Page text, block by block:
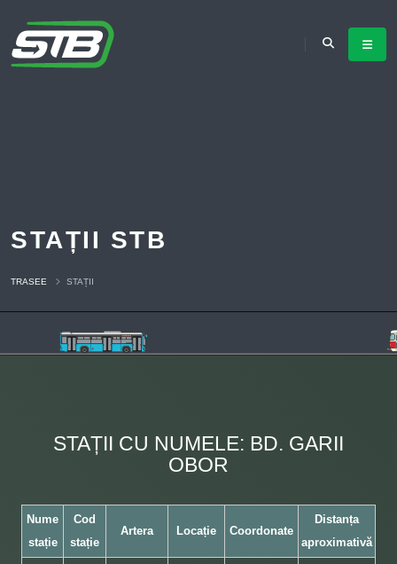
STAȚII STB
TRASEE STAȚII
STAȚII CU NUMELE: BD. GARII
OBOR
Nume
stație
Cod
stație
Artera Locație Coordonate
Distanța
aproximativă